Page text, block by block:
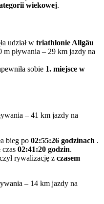
wiekowej.
udział w triathlonie Allgäu
m pływania – 29 km jazdy na
sobie 1. miejsce w
– 41 km jazdy na
bieg po 02:55:26 godzinach .
czas 02:41:20 godzin.
rywalizację z czasem
– 14 km jazdy na